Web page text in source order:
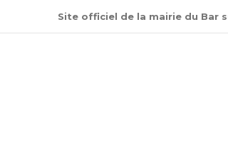
au
Site officiel de la mairie du Bar